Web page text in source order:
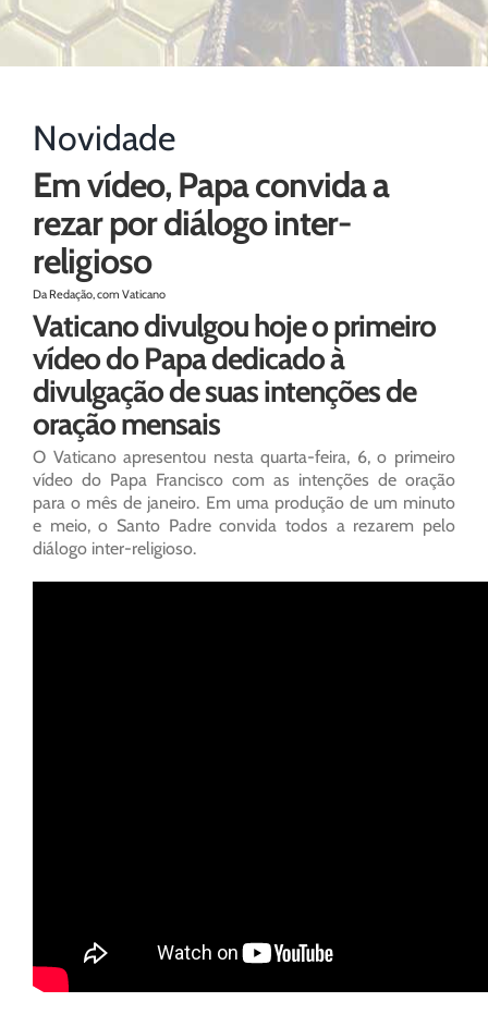
Novidade
Em vídeo, Papa convida a
rezar por diálogo inter-
religioso
Da Redação, com Vaticano
Vaticano divulgou hoje o primeiro
vídeo do Papa dedicado à
divulgação de suas intenções de
oração mensais
O Vaticano apresentou nesta quarta-feira, 6, o primeiro
vídeo do Papa Francisco com as intenções de oração
para o mês de janeiro. Em uma produção de um minuto
e meio, o Santo Padre convida todos a rezarem pelo
diálogo inter-religioso.